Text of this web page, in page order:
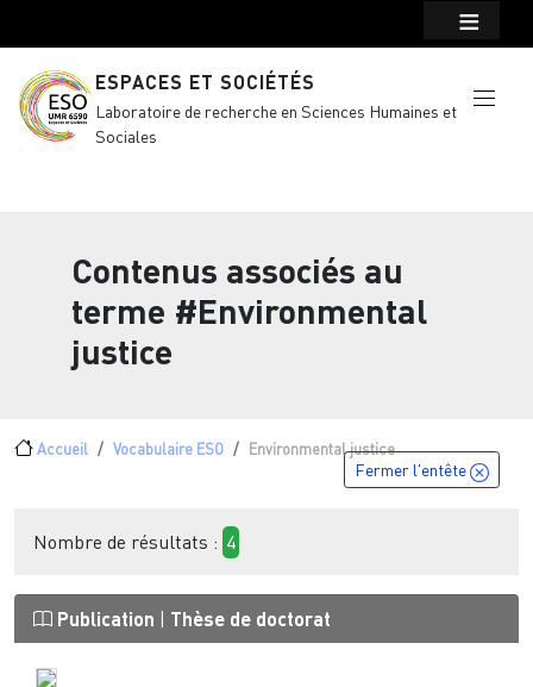
ESPACES ET SOCIÉTÉS
Laboratoire de recherche en Sciences Humaines et
Sociales
Contenus associés au
terme #Environmental
justice
Fil d'Ariane
Accueil Vocabulaire ESO Environmental justice
Fermer l'entête
Nombre de résultats : 4
Publication Thèse de doctorat